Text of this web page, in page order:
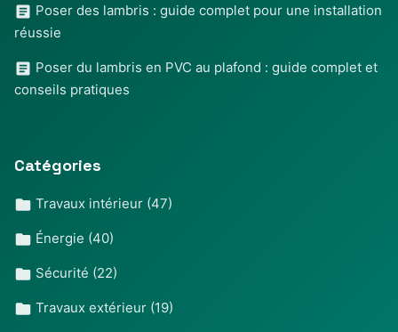
Poser des lambris : guide complet pour une installation
réussie
Poser du lambris en PVC au plafond : guide complet et
conseils pratiques
Catégories
Travaux intérieur (47)
Énergie (40)
Sécurité (22)
Travaux extérieur (19)